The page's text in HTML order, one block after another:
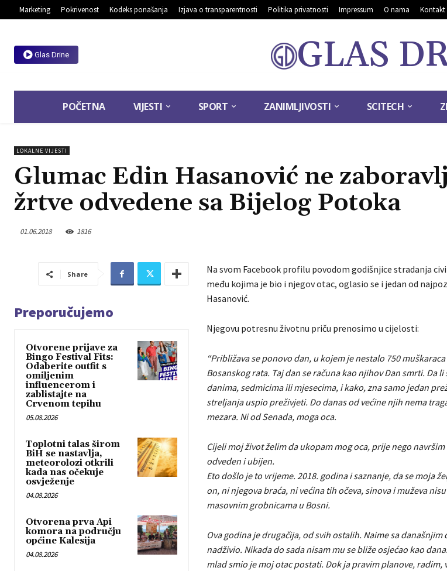
Marketing Pokrivenost Kodeks ponašanja Izjava o transparentnosti Politika privatnosti Impressum O nama Kontakt
Glas Drine GLAS
POČETNA VIJESTI SPORT ZANIMLJIVOSTI SCITECH
LOKALNE VIJESTI
Glumac Edin Hasanović ne
žrtve odvedene sa Bijelog Potoka
01.06.2018 1816
Share
Preporučujemo
Otvorene prijave za
Bingo Festival Fits:
Odaberite outfit s
omiljenim
influencerom i
zablistajte na
Crvenom tepihu
05.08.2026
Toplotni talas širom
BiH se nastavlja,
meteorolozi otkrili
kada nas očekuje
osvježenje
04.08.2026
Otvorena prva Api
komora na području
općine Kalesija
04.08.2026
Na svom Facebook profilu povodom godišnjice stradanja
među kojima je bio i njegov otac, oglasio se i jedan od
Hasanović.
Njegovu potresnu životnu priču prenosimo u cijelosti:
“Približava se ponovo dan, u kojem je nestalo 750
Bosanskog rata. Taj dan se računa kao njihov Dan smrti. Da
danima, sedmicima ili mjesecima, i kako, zna samo jedan
streljanja uspio preživjeti. Do danas od većine njih nema
mezara. Ni od Senada, moga oca.
Cijeli moj život želim da ukopam mog oca, prije nego
odveden i ubijen.
Eto došlo je to vrijeme. 2018. godina i saznanje, da se moja
on, ni njegova braća, ni većina tih očeva, sinova i muževa
masovnim grobnicama u Bosni.
Ova godina je drugačija, od svih ostalih. Naime sa današnjim
nadživio. Nikada do sada nisam mu se bliže osjećao kao
mlad smio je moj otac postati. Dok ja pravim planove, radim,